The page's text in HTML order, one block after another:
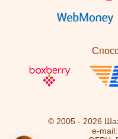
© 2005 - 2026
e-mail: